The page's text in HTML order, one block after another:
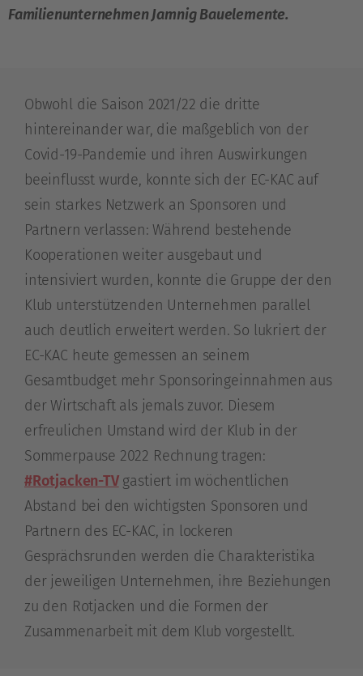
Familienunternehmen Jamnig Bauelemente.
Obwohl die Saison 2021/22 die dritte
hintereinander war, die maßgeblich von der
Covid-19-Pandemie und ihren Auswirkungen
beeinflusst wurde, konnte sich der EC-KAC auf
sein starkes Netzwerk an Sponsoren und
Partnern verlassen: Während bestehende
Kooperationen weiter ausgebaut und
intensiviert wurden, konnte die Gruppe der den
Klub unterstützenden Unternehmen parallel
auch deutlich erweitert werden. So lukriert der
EC-KAC heute gemessen an seinem
Gesamtbudget mehr Sponsoringeinnahmen aus
der Wirtschaft als jemals zuvor. Diesem
erfreulichen Umstand wird der Klub in der
Sommerpause 2022 Rechnung tragen:
#Rotjacken-TVgastiert im wöchentlichen
Abstand bei den wichtigsten Sponsoren und
Partnern des EC-KAC, in lockeren
Gesprächsrunden werden die Charakteristika
der jeweiligen Unternehmen, ihre Beziehungen
zu den Rotjacken und die Formen der
Zusammenarbeit mit dem Klub vorgestellt.